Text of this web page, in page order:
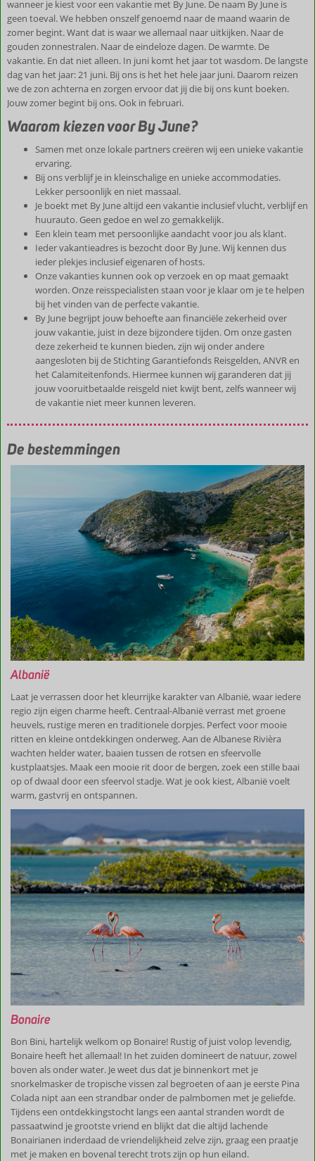
wanneer je kiest voor een vakantie met By June. De naam By June is
geen toeval. We hebben onszelf genoemd naar de maand waarin de
zomer begint. Want dat is waar we allemaal naar uitkijken. Naar de
gouden zonnestralen. Naar de eindeloze dagen. De warmte. De
vakantie. En dat niet alleen. In juni komt het jaar tot wasdom. De langste
dag van het jaar: 21 juni. Bij ons is het het hele jaar juni. Daarom reizen
we de zon achterna en zorgen ervoor dat jij die bij ons kunt boeken.
Jouw zomer begint bij ons. Ook in februari.
Waarom kiezen voor By June?
Samen met onze lokale partners creëren wij een unieke vakantie
ervaring.
Bij ons verblijf je in kleinschalige en unieke accommodaties.
Lekker persoonlijk en niet massaal.
Je boekt met By June altijd een vakantie inclusief vlucht, verblijf en
huurauto. Geen gedoe en wel zo gemakkelijk.
Een klein team met persoonlijke aandacht voor jou als klant.
Ieder vakantieadres is bezocht door By June. Wij kennen dus
ieder plekjes inclusief eigenaren of hosts.
Onze vakanties kunnen ook op verzoek en op maat gemaakt
worden. Onze reisspecialisten staan voor je klaar om je te helpen
bij het vinden van de perfecte vakantie.
By June begrijpt jouw behoefte aan financiële zekerheid over
jouw vakantie, juist in deze bijzondere tijden. Om onze gasten
deze zekerheid te kunnen bieden, zijn wij onder andere
aangesloten bij de Stichting Garantiefonds Reisgelden, ANVR en
het Calamiteitenfonds. Hiermee kunnen wij garanderen dat jij
jouw vooruitbetaalde reisgeld niet kwijt bent, zelfs wanneer wij
de vakantie niet meer kunnen leveren.
De bestemmingen
Albanië
Laat je verrassen door het kleurrijke karakter van Albanië, waar iedere
regio zijn eigen charme heeft. Centraal-Albanië verrast met groene
heuvels, rustige meren en traditionele dorpjes. Perfect voor mooie
ritten en kleine ontdekkingen onderweg. Aan de Albanese Rivièra
wachten helder water, baaien tussen de rotsen en sfeervolle
kustplaatsjes. Maak een mooie rit door de bergen, zoek een stille baai
op of dwaal door een sfeervol stadje. Wat je ook kiest, Albanië voelt
warm, gastvrij en ontspannen.
Bonaire
Bon Bini, hartelijk welkom op Bonaire! Rustig of juist volop levendig,
Bonaire heeft het allemaal! In het zuiden domineert de natuur, zowel
boven als onder water. Je weet dus dat je binnenkort met je
snorkelmasker de tropische vissen zal begroeten of aan je eerste Pina
Colada nipt aan een strandbar onder de palmbomen met je geliefde.
Tijdens een ontdekkingstocht langs een aantal stranden wordt de
passaatwind je grootste vriend en blijkt dat die altijd lachende
Bonairianen inderdaad de vriendelijkheid zelve zijn, graag een praatje
met je maken en bovenal terecht trots zijn op hun eiland.